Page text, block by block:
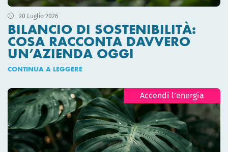
20 Luglio 2026
BILANCIO DI SOSTENIBILITÀ:
COSA RACCONTA DAVVERO
UN’AZIENDA OGGI
CONTINUA A LEGGERE
Accendi l’energia